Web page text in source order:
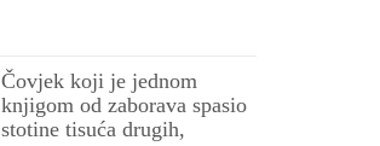
Čovjek koji je jednom
knjigom od zaborava spasio
stotine tisuća drugih,